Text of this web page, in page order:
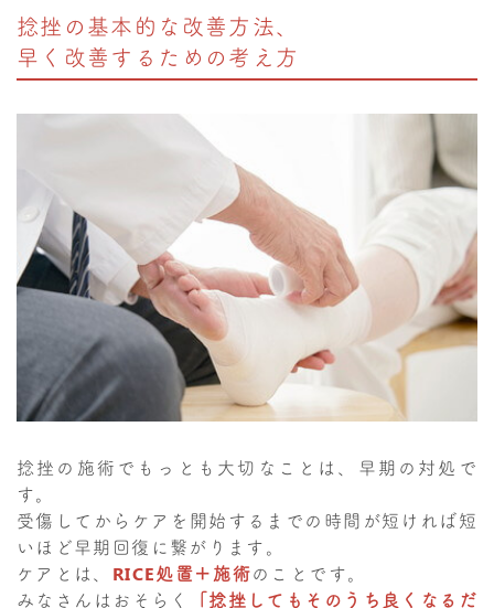
捻挫の基本的な改善方法、
早く改善するための考え方
捻挫の施術でもっとも大切なことは、早期の対処で
す。
受傷してからケアを開始するまでの時間が短ければ短
いほど早期回復に繋がります。
ケアとは、 RICE処置＋施術のことです。
みなさんはおそらく
「捻挫してもそのうち良くなるだ